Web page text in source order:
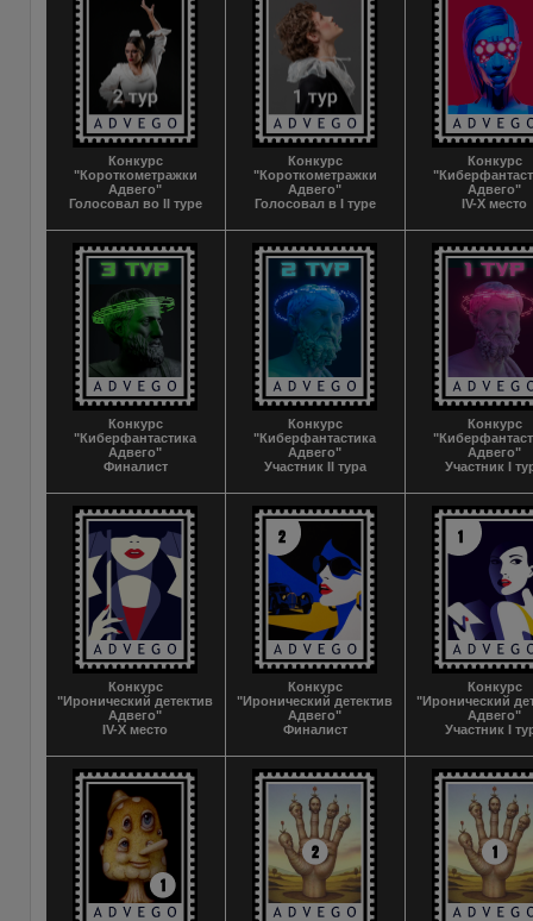
Конкурс
"Короткометражки
Адвего"
Голосовал во II туре
Конкурс
"Короткометражки
Адвего"
Голосовал в I туре
Конкурс
Адвего"
IV-X место
Конкурс
"Киберфантастика
Адвего"
Финалист
Конкурс
"Киберфантастика
Адвего"
Участник II тура
Конкурс
Адвего"
Участник I
Конкурс
"Иронический детектив
Адвего"
IV-X место
Конкурс
"Иронический детектив
Адвего"
Финалист
Конкурс
"Иронический
Адвего"
Участник I